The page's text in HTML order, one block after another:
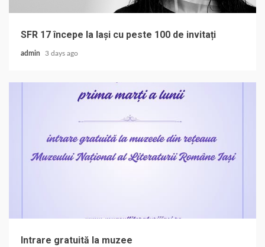
SFR 17 începe la Iași cu peste 100 de invitați
admin 3 days ago
Intrare gratuită la muzee